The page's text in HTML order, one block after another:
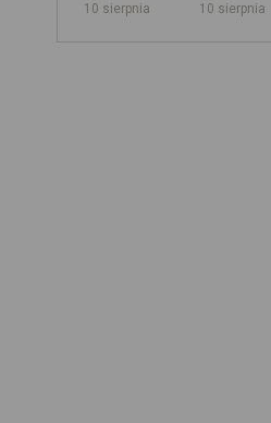
10 sierpnia 10 sierpnia